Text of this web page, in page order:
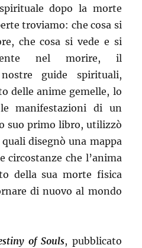
dopo la morte
troviamo: che cosa si
che cosa si vede e si
nel morire, il
guide spirituali,
delle anime gemelle, lo
manifestazioni di un
suo primo libro, utilizzò
disegnò una mappa
circostanze che l’anima
della sua morte fisica
di nuovo al mondo
of Souls, pubblicato